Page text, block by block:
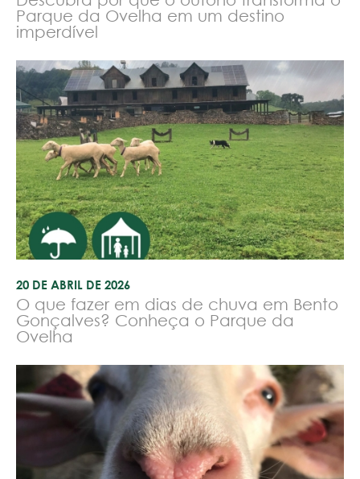
Parque da Ovelha em um destino
imperdível
20 DE ABRIL DE 2026
O que fazer em dias de chuva em Bento
Gonçalves? Conheça o Parque da
Ovelha